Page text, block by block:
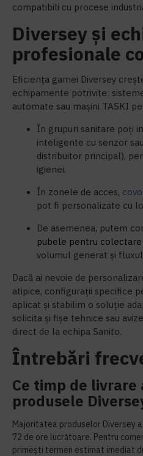
compatibili cu procese
Diversey și
profesionale
Eficiența gamei Diversey
echipamente potrivite:
automate sau mașini TASKI
În grupuri sanitare poți
inteligente cu senzor
distribuitor principal),
igienei.
În zonele de acces,
pot fi personalizate cu
De asemenea, putem
pubele pentru
volumul generat și
Dacă ai nevoie de
atipice, configurații specifice
aplicat și stabilim o soluție
solicita și fișe tehnice sau
direct de la echipa Sanito.
Întrebări
Ce timp de
produsele
Majoritatea produselor Diversey
72 de ore lucrătoare. Pentru
primești termen estimat imediat